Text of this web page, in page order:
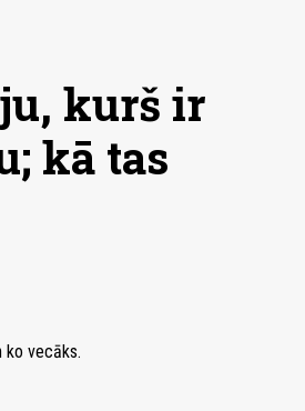
kurš ir
kā tas
ko vecāks.